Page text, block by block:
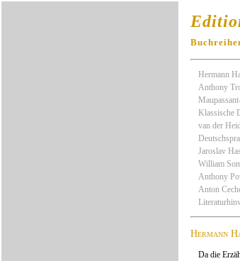
Hermann
Anthony
Klassische
van der
Jaroslav
William
Anthony
Anton
Hermann
Da die